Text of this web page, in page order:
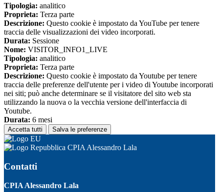
Tipologia: analitico
Proprieta: Terza parte
Descrizione: Questo cookie è impostato da YouTube per tenere
traccia delle visualizzazioni dei video incorporati.
Durata: Sessione
Nome: VISITOR_INFO1_LIVE
Tipologia: analitico
Proprieta: Terza parte
Descrizione: Questo cookie è impostato da Youtube per tenere
traccia delle preferenze dell'utente per i video di Youtube incorporati
nei siti; può anche determinare se il visitatore del sito web sta
utilizzando la nuova o la vecchia versione dell'interfaccia di
Youtube.
Durata: 6 mesi
Accetta tutti Salva le preferenze
CPIA Alessandro Lala
Contatti
CPIA Alessandro Lala